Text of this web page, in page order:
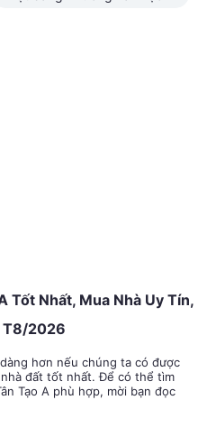
Tốt Nhất, Mua Nhà Uy Tín,
T8/2026
hơn nếu chúng ta có được
đất tốt nhất. Để có thể tìm
Tạo A phù hợp, mời bạn đọc